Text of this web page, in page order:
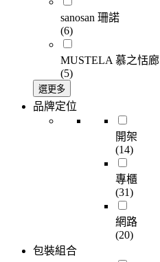
sanosan 珊諾
(6)
MUSTELA 慕之恬廊
(5)
選更多
品牌定位
開架
(14)
專櫃
(31)
網路
(20)
包裝組合